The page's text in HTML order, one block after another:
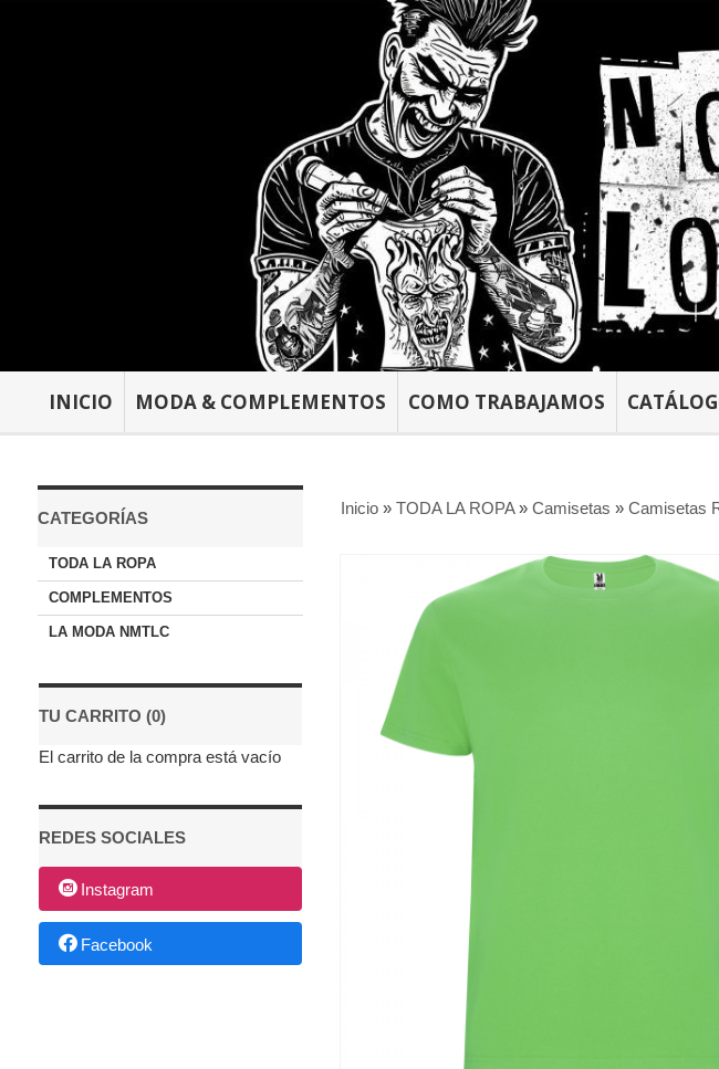
INICIO MODA & COMPLEMENTOS COMO TRABAJAMOS
CATEGORÍAS
TODA LA ROPA
COMPLEMENTOS
LA MODA NMTLC
TU CARRITO (0)
El carrito de la compra está vacío
REDES SOCIALES
Instagram
Facebook
Inicio» TODA LA ROPA» Camisetas » Camisetas